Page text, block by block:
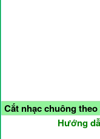
Cắt nhạc chuông theo
Hướng